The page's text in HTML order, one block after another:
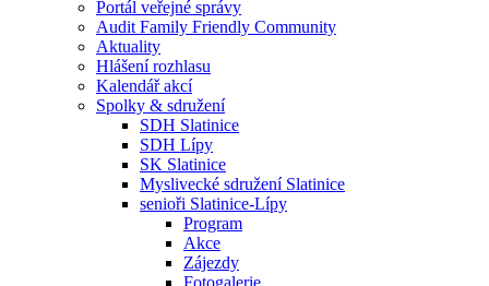
Portál veřejné správy
Audit Family Friendly Community
Aktuality
Hlášení rozhlasu
Kalendář akcí
Spolky & sdružení
SDH Slatinice
SDH Lípy
SK Slatinice
Myslivecké sdružení Slatinice
senioři Slatinice-Lípy
Program
Akce
Zájezdy
Fotogalerie